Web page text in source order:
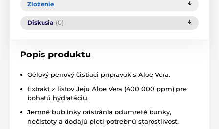
Zloženie
Diskusia (0)
Popis produktu
Gélový penový čistiaci prípravok s Aloe Vera.
Extrakt z listov Jeju Aloe Vera (400 000 ppm) pre
bohatú hydratáciu.
Jemné bublinky odstránia odumreté bunky,
nečistoty a dodajú pleti potrebnú starostlivosť.